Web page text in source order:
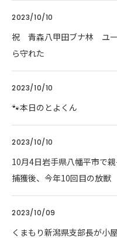
2023/10/10
祝 青森八甲田ブナ林 ユー
ら守れた
2023/10/10
🐾本日のとよくん
2023/10/10
10月4日岩手県八幡平市で
捕獲後、今年10回目の放獣
2023/10/09
くまもり新潟県支部長が小